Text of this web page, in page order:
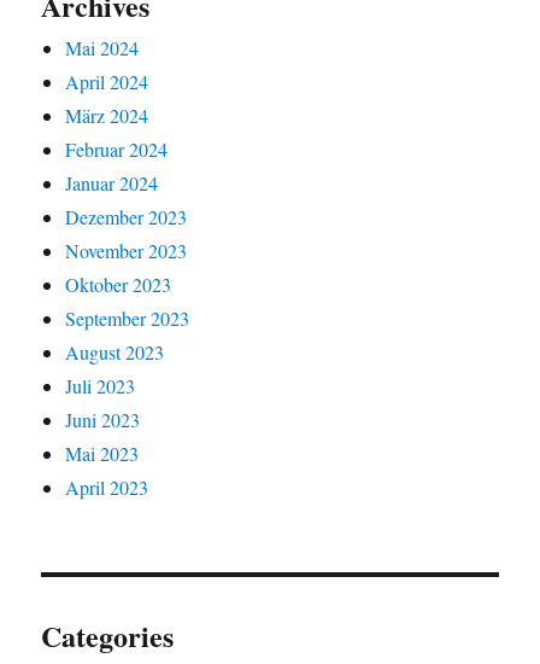
Mai 2024
April 2024
März 2024
Februar 2024
Januar 2024
Dezember 2023
November 2023
Oktober 2023
September 2023
August 2023
Juli 2023
Juni 2023
Mai 2023
April 2023
Categories